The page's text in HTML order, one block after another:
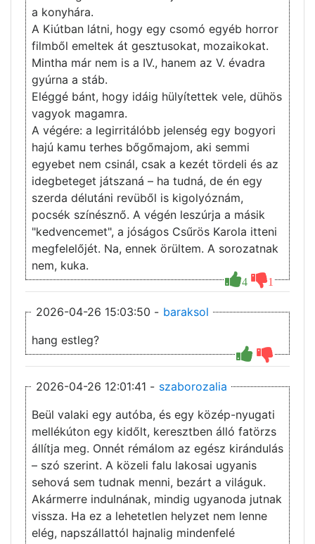
4 1
a konyhára.
A Kiútban látni, hogy egy csomó egyéb horror
filmből emeltek át gesztusokat, mozaikokat.
Mintha már nem is a IV., hanem az V. évadra
gyúrna a stáb.
Eléggé bánt, hogy idáig hülyítettek vele, dühös
vagyok magamra.
A végére: a legirritálóbb jelenség egy bogyori
hajú kamu terhes bőgőmajom, aki semmi
egyebet nem csinál, csak a kezét tördeli és az
idegbeteget játszaná – ha tudná, de én egy
szerda délutáni revüből is kigolyóznám,
pocsék színésznő. A végén leszúrja a másik
"kedvencemet", a jóságos Csűrös Karola itteni
megfelelőjét. Na, ennek örültem. A sorozatnak
nem, kuka.
2026-04-26 15:03:50 - baraksol
hang estleg?
2026-04-26 12:01:41 - szaborozalia
Beül valaki egy autóba, és egy közép-nyugati
mellékúton egy kidőlt, keresztben álló fatörzs
állítja meg. Onnét rémálom az egész kirándulás
– szó szerint. A közeli falu lakosai ugyanis
sehová sem tudnak menni, bezárt a világuk.
Akármerre indulnának, mindig ugyanoda jutnak
vissza. Ha ez a lehetetlen helyzet nem lenne
elég, napszállattól hajnalig mindenfelé